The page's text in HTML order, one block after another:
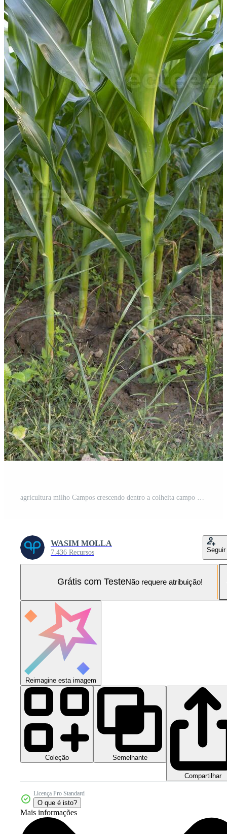
WASIM MOLLA
7.436 Recursos Seguir
Grátis com TesteNão requere atribuição!
Reimagine esta imagem
Coleção Semelhante
Compartilhar
Licença Pro Standard
O que é isto?
Mais informações